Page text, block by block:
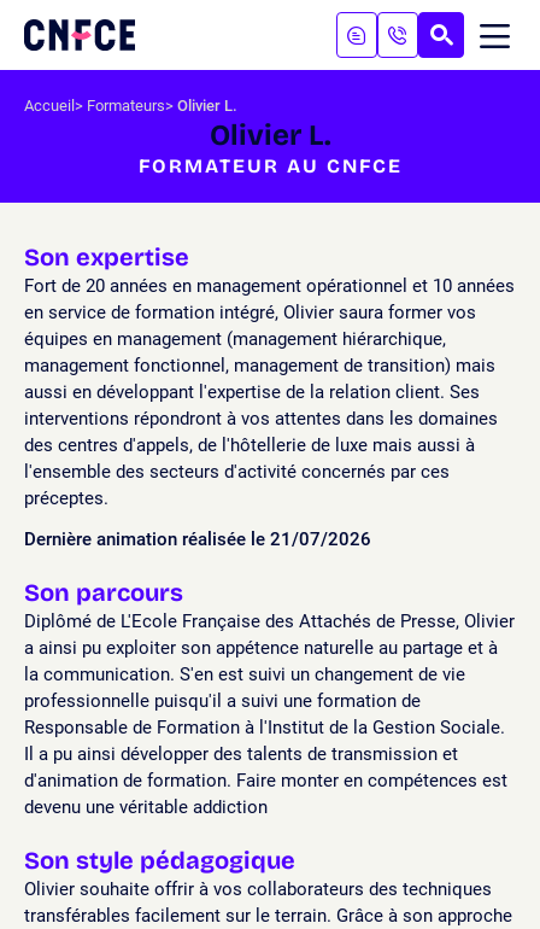
contenu
à
recherche
Logo
site
Accueil Formateurs Olivier L.
Olivier L.
FORMATEUR AU CNFCE
Son expertise
Fort de 20 années en management opérationnel et 10 années
en service de formation intégré, Olivier saura former vos
équipes en management (management hiérarchique,
management fonctionnel, management de transition) mais
aussi en développant l'expertise de la relation client. Ses
interventions répondront à vos attentes dans les domaines
des centres d'appels, de l'hôtellerie de luxe mais aussi à
l'ensemble des secteurs d'activité concernés par ces
préceptes.
Dernière animation réalisée le 21/07/2026
Son parcours
Diplômé de L'Ecole Française des Attachés de Presse, Olivier
a ainsi pu exploiter son appétence naturelle au partage et à
la communication. S'en est suivi un changement de vie
professionnelle puisqu'il a suivi une formation de
Responsable de Formation à l'Institut de la Gestion Sociale.
Il a pu ainsi développer des talents de transmission et
d'animation de formation. Faire monter en compétences est
devenu une véritable addiction
Son style pédagogique
Olivier souhaite offrir à vos collaborateurs des techniques
transférables facilement sur le terrain. Grâce à son approche